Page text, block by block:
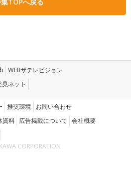
WEBザテレビジョン
ネット
推奨環境 お問い合わせ
資料 広告掲載について 会社概要
CORPORATION